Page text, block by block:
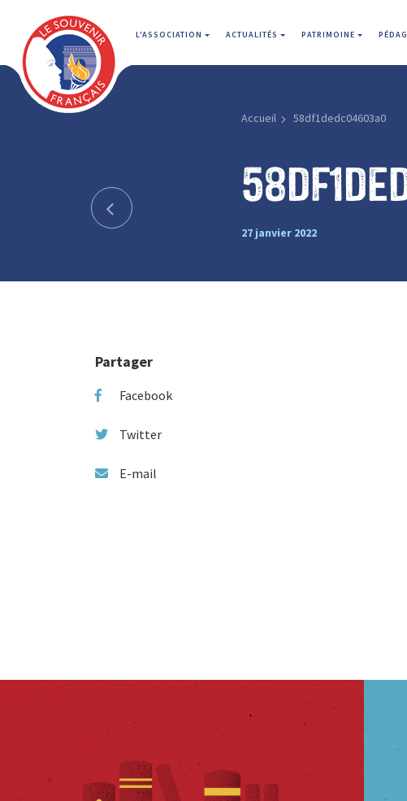
L'ASSOCIATION ACTUALITÉS PATRIMOINE
Accueil 58df1dedc04603a0
27 janvier 2022
Partager
Facebook
Twitter
E-mail